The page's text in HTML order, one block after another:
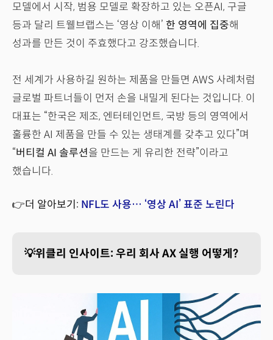
모델에서 시작, 범용 모델로 확장하고 있는 오픈AI, 구글
등과 달리 트웰브랩스는 ‘영상 이해’ 한 영역에 집중해
성과를 만든 것이 주효했다고 강조했습니다.
전 세계가 사용하길 원하는 제품을 만들면 AWS 사례처럼
글로벌 파트너들이 먼저 손을 내밀게 된다는 것입니다. 이
대표는 “한국은 제조, 엔터테인먼트, 국방 등의 영역에서
훌륭한 AI 제품을 만들 수 있는 생태계를 갖추고 있다”며
“버티컬 AI 솔루션을 만드는 게 유리한 전략”이라고
했습니다.
👉더 알아보기: NFL도 사용… ‘영상 AI’ 표준 노린다
💡위클리 인사이트: 우리 회사 AX 실행 어떻게?